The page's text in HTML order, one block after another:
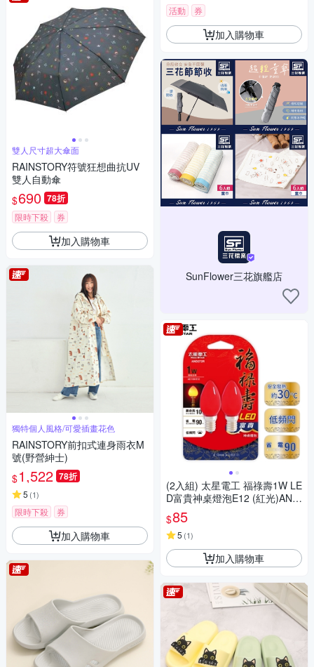
雙人尺寸超大傘面
RAINSTORY符號狂想曲抗UV
雙人自動傘
$690 78折
限時下殺 券
加入購物車
獨特個人風格/可愛插畫花色
RAINSTORY前扣式連身雨衣M
號(野營紳士)
$1,522 78折
5 (1)
限時下殺 券
加入購物車
活動 券
加入購物車
SunFlower三花旗艦店
(2入組) 太星電工 福祿壽1W LE
D富貴神桌燈泡E12 (紅光)AND
272R
$85
5 (1)
加入購物車